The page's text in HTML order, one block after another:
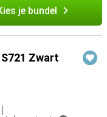
je bundel
S721 Zwart